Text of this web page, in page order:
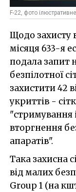
F-22, фото ілюстративне
Щодо захисту
місяця 633-я
подала запит
безпілотної
захистити 42
укриттів -
"стримування
вторгнення
апаратів".
Така захисна
від малих
Group 1 (на